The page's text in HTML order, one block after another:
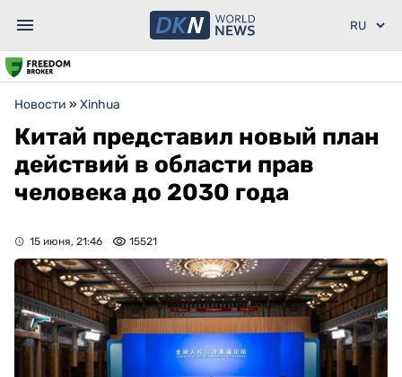
Новости » Xinhua
Китай представил новый план
действий в области прав
человека до 2030 года
15 июня, 21:46 15521